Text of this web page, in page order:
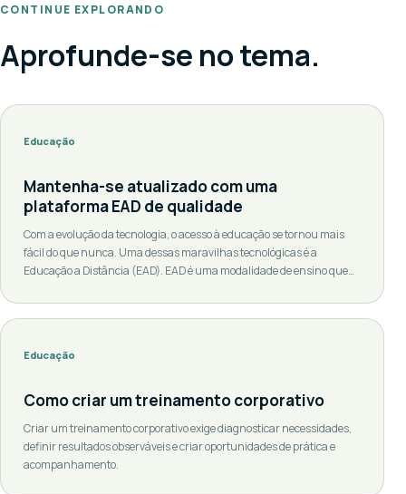
CONTINUE EXPLORANDO
Aprofunde-se no tema.
Educação
Mantenha-se atualizado com uma
plataforma EAD de qualidade
Com a evolução da tecnologia, o acesso à educação se tornou mais
fácil do que nunca. Uma dessas maravilhas tecnológicas é a
Educação a Distância (EAD). EAD é uma modalidade de ensino que
casa ou em qualquer lugar que tenha acesso à internet. Mas, […]
Educação
Como criar um treinamento corporativo
Criar um treinamento corporativo exige diagnosticar necessidades,
definir resultados observáveis e criar oportunidades de prática e
acompanhamento.